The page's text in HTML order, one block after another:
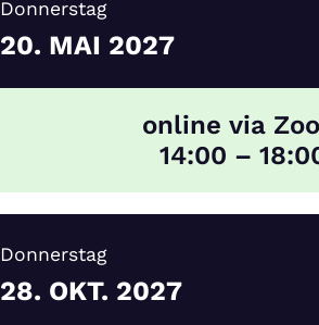
Donnerstag
20. MAI 2027
online via
14:00 –
Donnerstag
28. OKT. 2027